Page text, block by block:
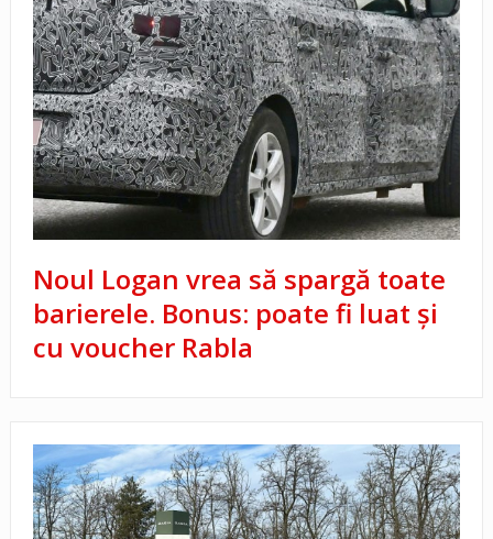
Noul Logan vrea să spargă toate
barierele. Bonus: poate fi luat și
cu voucher Rabla